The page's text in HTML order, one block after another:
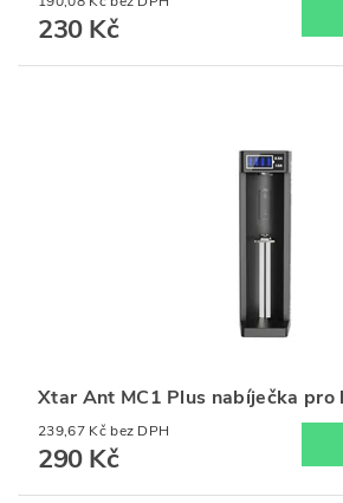
230 Kč
Xtar Ant MC1 Plus nabíječka
239,67 Kč bez DPH
290 Kč